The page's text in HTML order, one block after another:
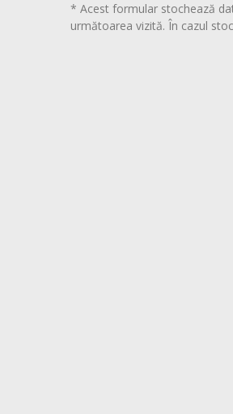
* Acest formular stochează
următoarea vizită. În cazul